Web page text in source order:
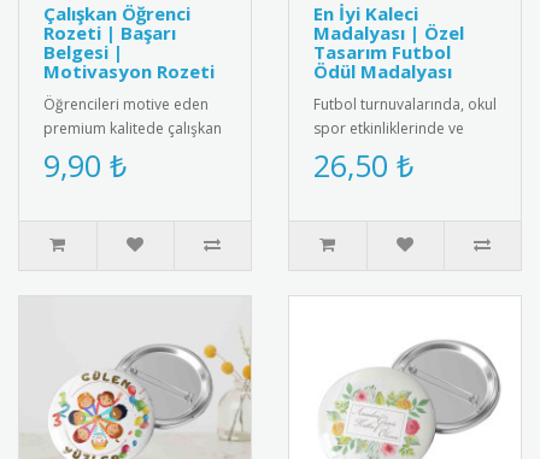
Çalışkan Öğrenci
Rozeti | Başarı
Belgesi |
Motivasyon Rozeti
Öğrencileri motive eden
premium kalitede çalışkan
öğrenci rozeti. Metal
malzemeden üretilmiş,
9,90 ₺
En İyi Kaleci
Madalyası | Özel
Tasarım Futbol
Ödül Madalyası
Futbol turnuvalarında, okul
spor etkinliklerinde ve
kulüp müsabakalarında en
iyi kaleciye verilmek ü..
26,50 ₺